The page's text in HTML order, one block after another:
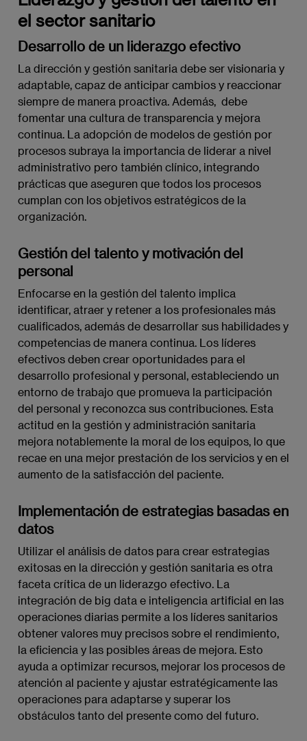
el sector sanitario
Desarrollo de un liderazgo efectivo
La dirección y gestión sanitaria debe ser visionaria y
adaptable, capaz de anticipar cambios y reaccionar
siempre de manera proactiva. Además, debe
fomentar una cultura de transparencia y mejora
continua. La adopción de modelos de gestión por
procesos subraya la importancia de liderar a nivel
administrativo pero también clínico, integrando
prácticas que aseguren que todos los procesos
cumplan con los objetivos estratégicos de la
organización.
Gestión del talento y motivación del
personal
Enfocarse en la gestión del talento implica
identificar, atraer y retener a los profesionales más
cualificados, además de desarrollar sus habilidades y
competencias de manera continua. Los líderes
efectivos deben crear oportunidades para el
desarrollo profesional y personal, estableciendo un
entorno de trabajo que promueva la participación
del personal y reconozca sus contribuciones. Esta
actitud en la gestión y administración sanitaria
mejora notablemente la moral de los equipos, lo que
recae en una mejor prestación de los servicios y en el
aumento de la satisfacción del paciente.
Implementación de estrategias basadas en
datos
Utilizar el análisis de datos para crear estrategias
exitosas en la dirección y gestión sanitaria es otra
faceta crítica de un liderazgo efectivo. La
integración de big data e inteligencia artificial en las
operaciones diarias permite a los líderes sanitarios
obtener valores muy precisos sobre el rendimiento,
la eficiencia y las posibles áreas de mejora. Esto
ayuda a optimizar recursos, mejorar los procesos de
atención al paciente y ajustar estratégicamente las
operaciones para adaptarse y superar los
obstáculos tanto del presente como del futuro.